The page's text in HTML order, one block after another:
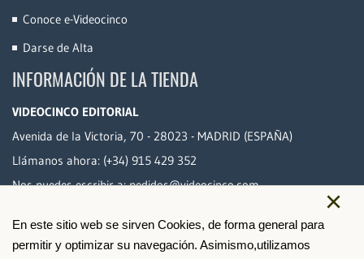
×
En este sitio web se sirven Cookies, de forma general para
permitir y optimizar su navegación. Asimismo,utilizamos
Conoce e-Videocinco
Darse de Alta
INFORMACIÓN DE LA TIENDA
VIDEOCINCO EDITORIAL
Avenida de la Victoria, 70 - 28023 - MADRID (ESPAÑA)
Llámanos ahora: (+34) 915 429 352
Nos puedes escribir a:pedidos@videocinco.com
PAGO SEGURO